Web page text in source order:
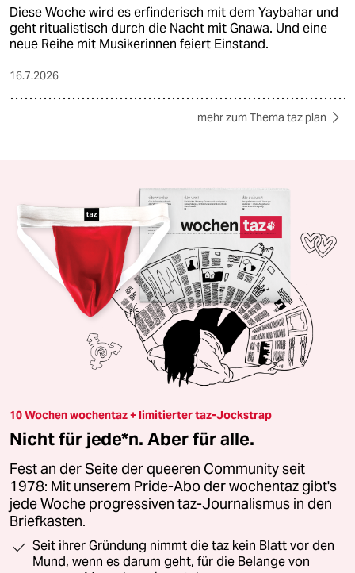
Diese Woche wird es erfinderisch mit dem Yaybahar und
geht ritualistisch durch die Nacht mit Gnawa. Und eine
neue Reihe mit Musikerinnen feiert Einstand.
16.7.2026
mehr zum Thema taz plan
10 Wochen wochentaz + limitierter taz-Jockstrap
Nicht für jede*n. Aber für alle.
Fest an der Seite der queeren Community seit
1978: Mit unserem Pride-Abo der wochentaz gibt's
jede Woche progressiven taz-Journalismus in den
Briefkasten.
Seit ihrer Gründung nimmt die taz kein Blatt vor den
Mund, wenn es darum geht, für die Belange von